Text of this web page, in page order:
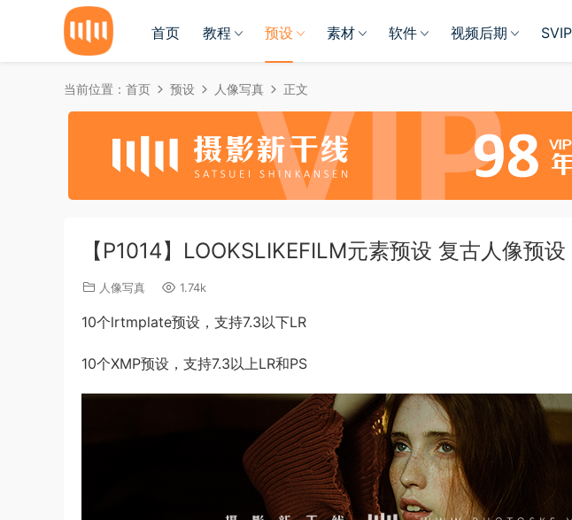
首页 教程 预设 素材 软件 视频后期
当前位置： 首页 预设 人像写真 正文
【P1014】LOOKSLIKEFILM元素预设 复古人像预设
人像写真 1.74k
10个lrtmplate预设，支持7.3以下LR
10个XMP预设，支持7.3以上LR和PS